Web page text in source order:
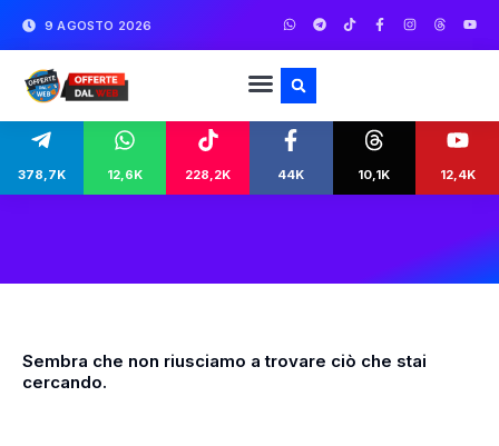
9 AGOSTO 2026
378,7K 12,6K 228,2K 44K 10,1K 12,4K
Sembra che non riusciamo a trovare ciò che stai
cercando.